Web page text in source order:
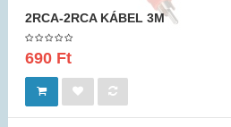
2RCA-2RCA KÁBEL 3M
690 Ft